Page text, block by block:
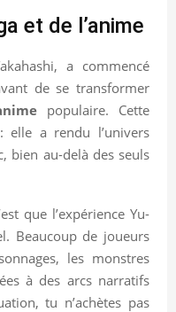
et de l’anime
a commencé
de se transformer
populaire. Cette
a rendu l’univers
bien au-delà des seuls
que l’expérience Yu-
Beaucoup de joueurs
les monstres
à des arcs narratifs
tu n’achètes pas